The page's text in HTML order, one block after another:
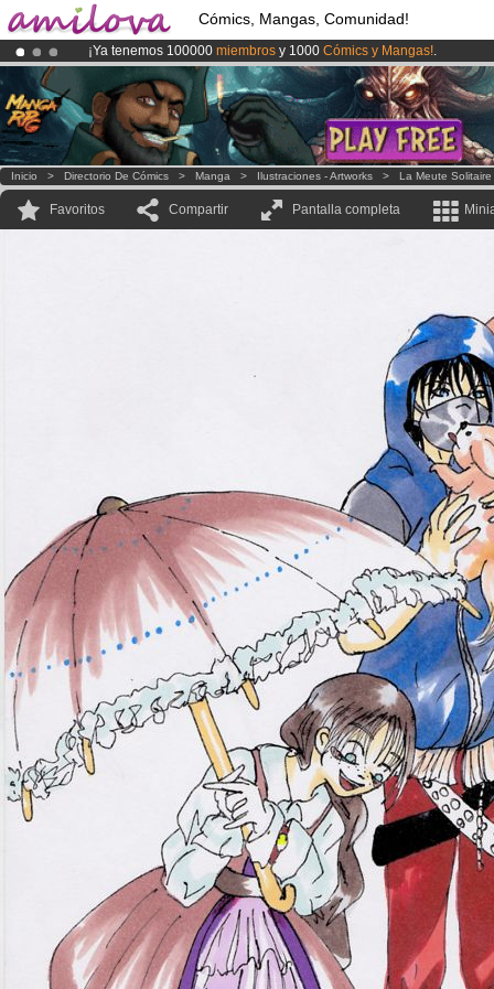
Cómics, Mangas, Comunidad!
¡Ya tenemos 100000 miembros y 1000 Cómics y Mangas!.
¡Conviertete en Premium por3.95 eurosal mes!Hazte Premium ya
El Kickstarter Amilova está desormado lanzado!.
Inicio > Directorio De Cómics > Manga > Ilustraciones - Artworks > La Meute
Favoritos Compartir Pantalla completa